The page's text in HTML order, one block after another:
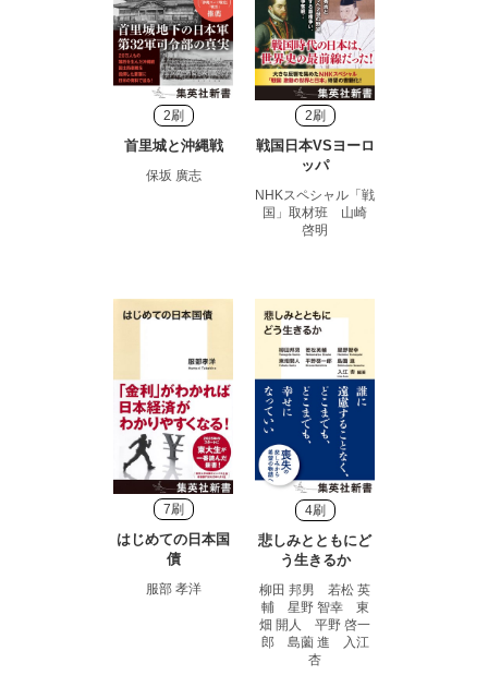
2刷
首里城と沖縄戦
保坂 廣志
2刷
戦国日本VSヨーロ
ッパ
NHKスペシャル「戦
国」取材班 山崎
啓明
7刷
はじめての日本国
債
服部 孝洋
4刷
悲しみとともにど
う生きるか
柳田 邦男 若松 英
輔 星野 智幸 東
畑 開人 平野 啓一
郎 島薗 進 入江
杏